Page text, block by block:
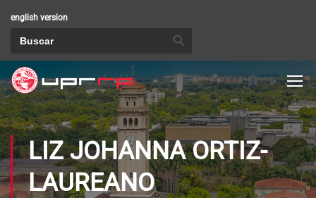
english version
LIZ JOHANNA ORTIZ-
LAUREANO